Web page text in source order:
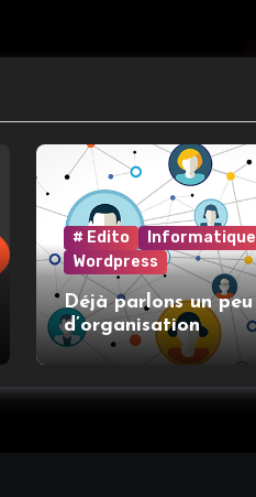
# Edito
Informatique
Wordpress
Déjà parlons un peu
d’organisation